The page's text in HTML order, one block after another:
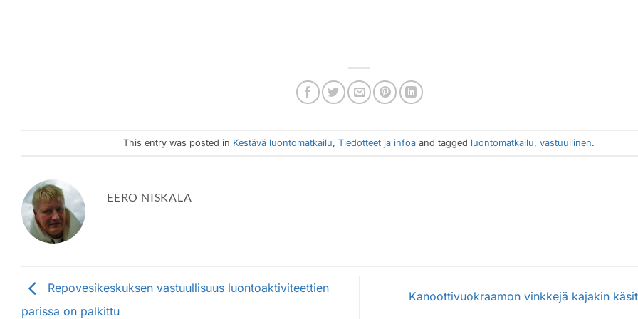
This entry was posted in Kestävä luontomatkailu, Tiedotteet ja infoa and tagged luontomatkailu, vastuullinen.
EERO NISKALA
Repovesikeskuksen vastuullisuus luontoaktiviteettien
parissa on palkittu
Kanoottivuokraamon vinkkejä kajakin